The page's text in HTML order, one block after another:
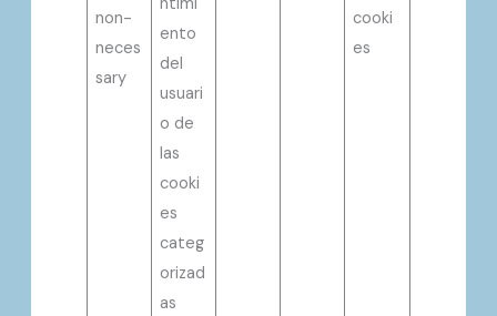
non-
neces
sary
ntimi
ento
del
usuari
o de
las
cooki
es
categ
orizad
as
cooki
es